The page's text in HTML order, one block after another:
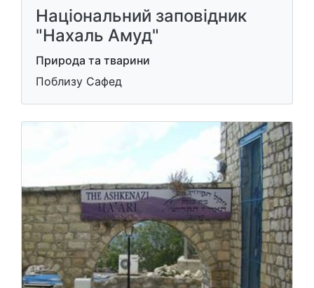
Національний заповідник
"Нахаль Амуд"
Природа та тварини
Поблизу Сафед